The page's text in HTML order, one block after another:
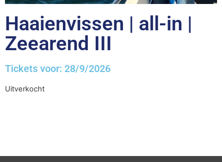
Haaienvissen | all-in |
Zeearend III
Tickets voor: 28/9/2026
Uitverkocht